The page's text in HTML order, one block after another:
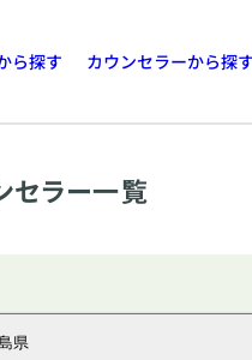
ら探す カウンセラーから探す
セラー一覧
県